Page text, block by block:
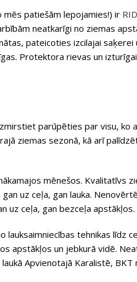
patiešām lepojamies!) ir
neatkarīgi no ziemas
pateicoties izcilajai saķerei
Protektora rievas un
parūpēties par visu, ko
ziemas sezonā, kā arī
mēnešos. Kvalitatīvs
uz ceļa, gan lauka.
uz ceļa, gan bezceļa apstākļos.
tehnikas līdz
apstākļos un jebkurā vidē.
Apvienotajā Karalistē, BKT